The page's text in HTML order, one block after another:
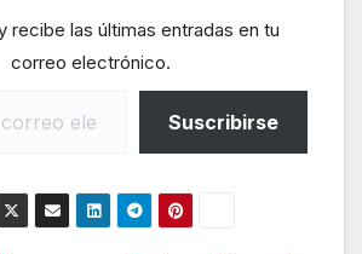
recibe las últimas entradas en tu
correo electrónico.
Suscribirse